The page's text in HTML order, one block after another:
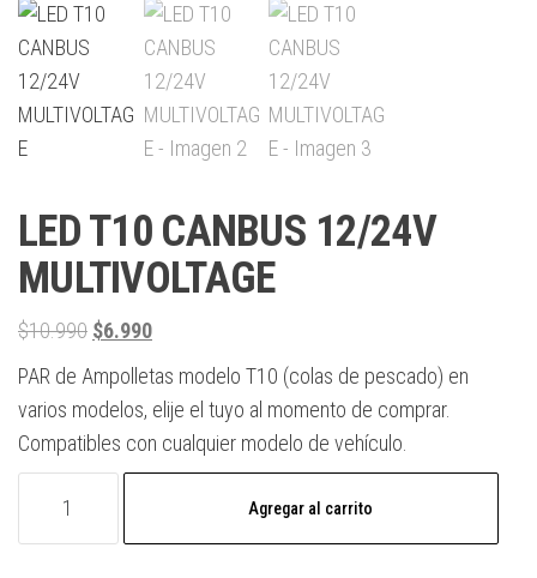
LED T10 CANBUS 12/24V
MULTIVOLTAGE
$10.990 $6.990
PAR de Ampolletas modelo T10 (colas de pescado) en
varios modelos, elije el tuyo al momento de comprar.
Compatibles con cualquier modelo de vehículo.
Agregar al carrito